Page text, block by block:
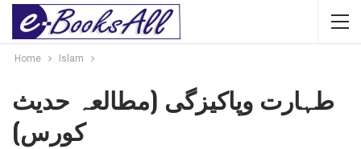
Home Islam
طہارت وپاکیزگی (مطالعہ حدیث
کورس)